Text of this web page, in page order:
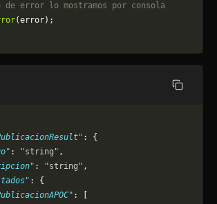
de error lo mostramos por consola
(error);
Copiar
: {
: "string" ,
: "string" ,
: {
: [